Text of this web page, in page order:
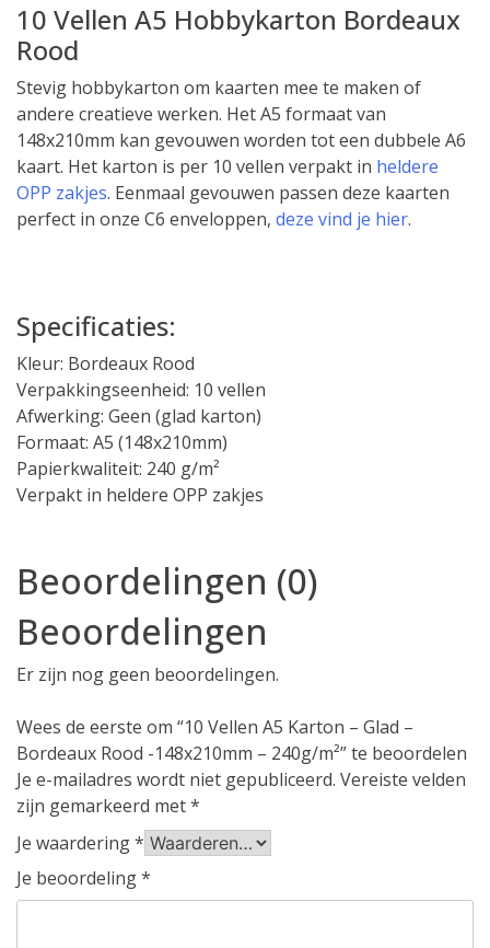
aantal
10 Vellen A5 Hobbykarton Bordeaux
Rood
Stevig hobbykarton om kaarten mee te maken of
andere creatieve werken. Het A5 formaat van
148x210mm kan gevouwen worden tot een dubbele A6
kaart. Het karton is per 10 vellen verpakt in heldere
OPP zakjes. Eenmaal gevouwen passen deze kaarten
perfect in onze C6 enveloppen, deze vind je hier.
Specificaties:
Kleur: Bordeaux Rood
Verpakkingseenheid: 10 vellen
Afwerking: Geen (glad karton)
Formaat: A5 (148x210mm)
Papierkwaliteit: 240 g/m²
Verpakt in heldere OPP zakjes
Beoordelingen (0)
Beoordelingen
Er zijn nog geen beoordelingen.
Wees de eerste om “10 Vellen A5 Karton – Glad –
Bordeaux Rood -148x210mm – 240g/m²” te beoordelen
Je e-mailadres wordt niet gepubliceerd. Vereiste velden
zijn gemarkeerd met*
Je waardering*
Je beoordeling*